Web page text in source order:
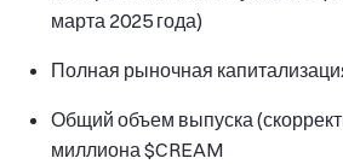
марта 2025 года)
Полная рыночная
Общий объем выпуска
миллиона $CREAM